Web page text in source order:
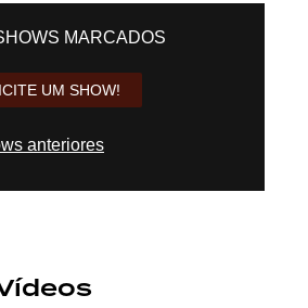
MARCADOS
UM SHOW!
anteriores